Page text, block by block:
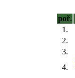
poř.
1.
2.
3.
4.